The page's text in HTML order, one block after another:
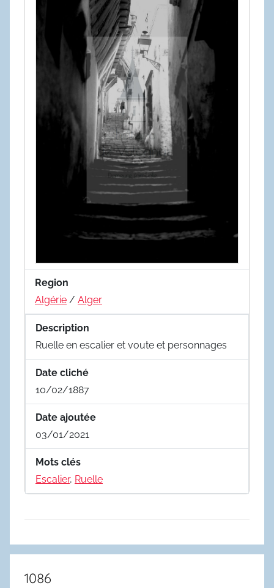
Region
Algérie / Alger
Description
Ruelle en escalier et voute et personnages
Date cliché
10/02/1887
Date ajoutée
03/01/2021
Mots clés
Escalier, Ruelle
1086